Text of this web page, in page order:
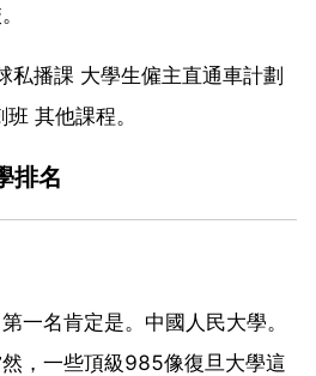
私播課 大學生僱主直通車計劃
其他課程。
排名
一名肯定是。中國人民大學。
，一些頂級985像復旦大學這